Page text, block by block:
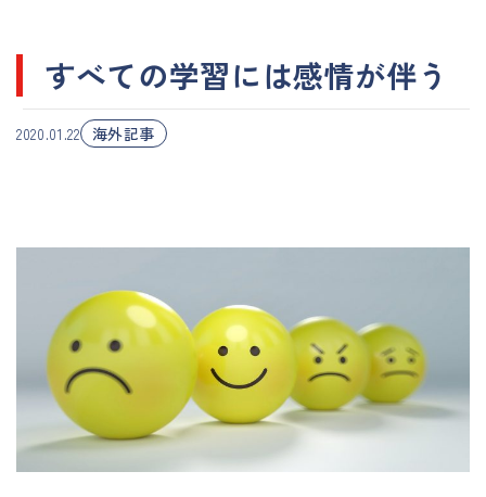
すべての学習には感情が伴う
2020.01.22 海外記事